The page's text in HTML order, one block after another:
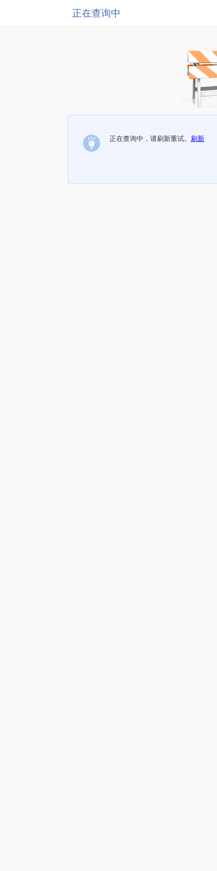
正在查询中
正在查询中，请刷新重试。 刷新